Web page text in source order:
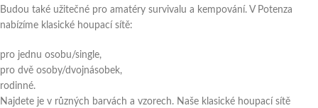
Budou také užitečné pro amatéry survivalu a kempování. V Potenza
nabízíme klasické houpací sítě:
pro jednu osobu/single,
pro dvě osoby/dvojnásobek,
rodinné.
Najdete je v různých barvách a vzorech. Naše klasické houpací sítě